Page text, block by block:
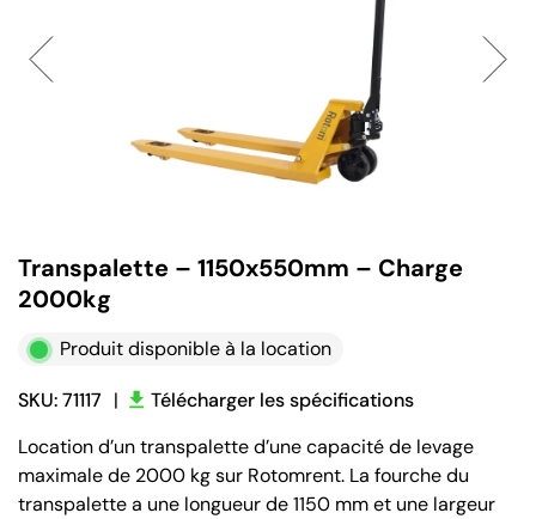
Transpalette – 1150x550mm – Charge
2000kg
Produit disponible à la location
SKU: 71117 |
Télécharger les spécifications
Location d’un transpalette d’une capacité de levage
maximale de 2000 kg sur Rotomrent. La fourche du
transpalette a une longueur de 1150 mm et une largeur